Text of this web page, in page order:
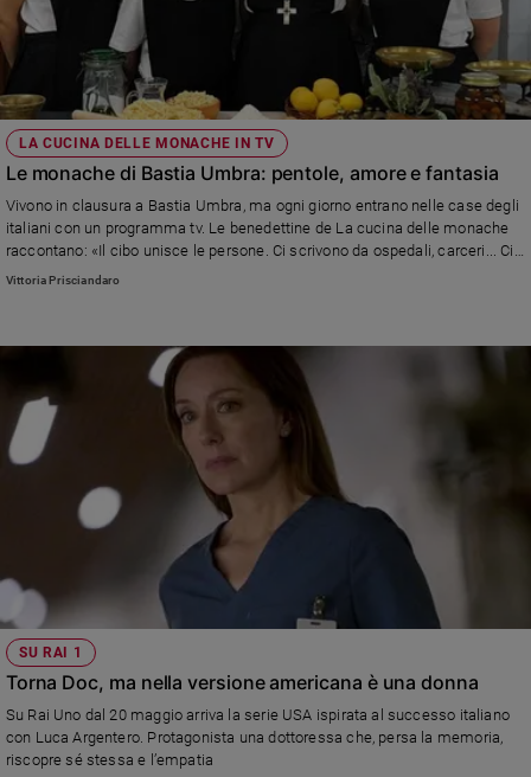
LA CUCINA DELLE MONACHE IN TV
Le monache di Bastia Umbra: pentole, amore e fantasia
Vivono in clausura a Bastia Umbra, ma ogni giorno entrano nelle case degli
italiani con un programma tv. Le benedettine de La cucina delle monache
raccontano: «Il cibo unisce le persone. Ci scrivono da ospedali, carceri... Ci
sentono vicine, come una famiglia»
Vittoria Prisciandaro
SU RAI 1
Torna Doc, ma nella versione americana è una donna
Su Rai Uno dal 20 maggio arriva la serie USA ispirata al successo italiano
con Luca Argentero. Protagonista una dottoressa che, persa la memoria,
riscopre sé stessa e l’empatia